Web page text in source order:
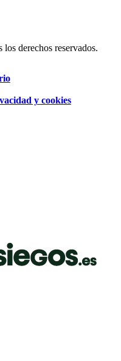
derechos reservados.
y cookies